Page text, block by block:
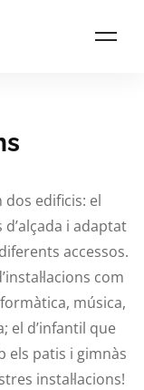
dos edificis: el
i adaptat
accessos.
com
música,
el d’infantil que
els patis i gimnàs
instal·lacions!